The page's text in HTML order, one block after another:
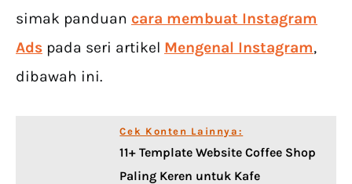
simak panduan cara membuat Instagram
Ads pada seri artikel Mengenal Instagram,
dibawah ini.
Cek Konten Lainnya:
11+ Template Website Coffee Shop
Paling Keren untuk Kafe